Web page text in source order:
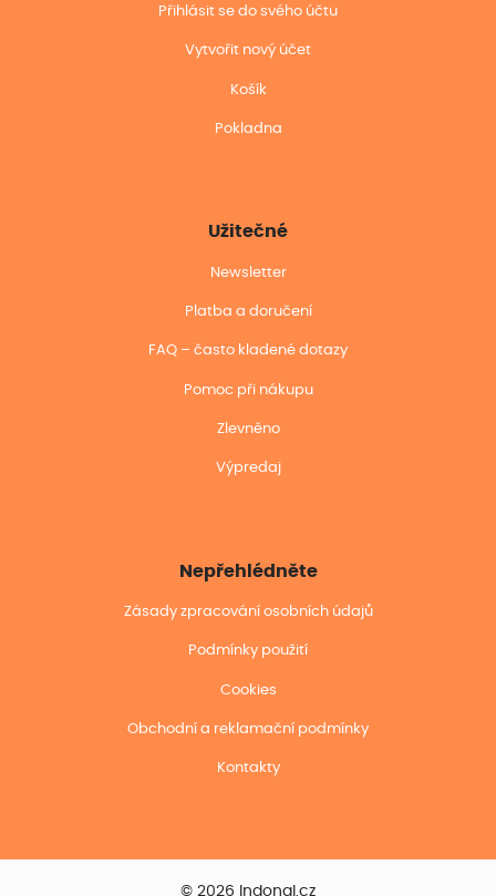
Přihlásit se do svého účtu
Vytvořit nový účet
Košík
Pokladna
Užitečné
Newsletter
Platba a doručení
FAQ – často kladené dotazy
Pomoc při nákupu
Zlevněno
Výpredaj
Nepřehlédněte
Zásady zpracování osobních údajů
Podmínky použití
Cookies
Obchodní a reklamační podmínky
Kontakty
© 2026 Indonal.cz